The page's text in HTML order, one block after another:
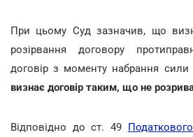
При цьому Суд зазначив, що
розірвання договору
договір з моменту набрання
визнає договір таким, що не
Відповідно до ст. 49